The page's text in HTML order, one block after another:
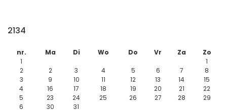
2134
nr. Ma Di Wo Do Vr Za
Zo
1
1
2
2 3 4 5 6 7
8
3
9 10 11 12 13 14
15
4
16 17 18 19 20 21
22
5
23 24 25 26 27 28
29
6
30 31